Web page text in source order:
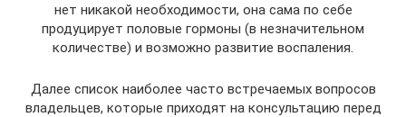
нет никакой необходимости, она сама по себе
продуцирует половые гормоны (в незначительном
количестве) и возможно развитие воспаления.
Далее список наиболее часто встречаемых вопросов
владельцев, которые приходят на консультацию перед